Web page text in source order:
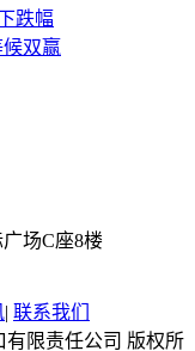
跌幅
双赢
场C座8楼
| 联系我们
有限责任公司 版权所